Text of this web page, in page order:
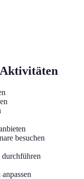
besuchen